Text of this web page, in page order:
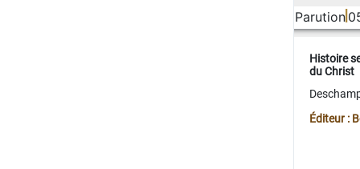
Parution
Histoire
du Christ
Éditeur :